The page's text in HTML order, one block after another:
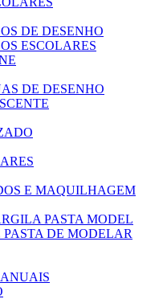
DE DESENHO
ESCOLARES
DE DESENHO
E MAQUILHAGEM
PASTA MODEL
DE MODELAR